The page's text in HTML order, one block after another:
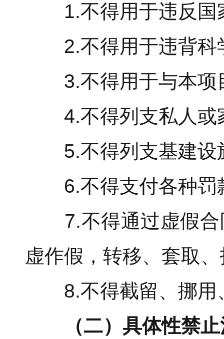
1.不得用于违反国
2.不得用于违背科
3.不得用于与本项
4.不得列支私人或
5.不得列支基建设
6.不得支付各种罚
7.不得通过虚假合
虚作假，转移、套取
8.不得截留、挪用
（二）具体性禁